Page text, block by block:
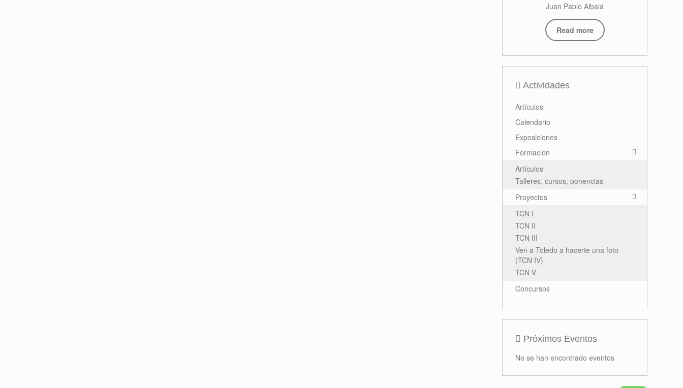
Juan Pablo Albalá
Read more
Actividades
Artículos
Calendario
Exposiciones
Formación
Artículos
Talleres, cursos, ponencias
Proyectos
TCN I
TCN II
TCN III
Ven a Toledo a hacerte una foto
(TCN IV)
TCN V
Concursos
Próximos Eventos
No se han encontrado eventos